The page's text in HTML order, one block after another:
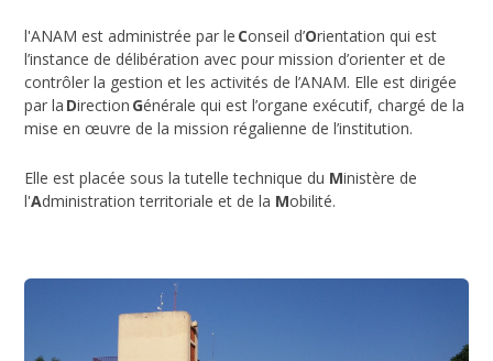
l'ANAM est administrée par le Conseil d’Orientation qui est
l’instance de délibération avec pour mission d’orienter et de
contrôler la gestion et les activités de l’ANAM. Elle est dirigée
par la Direction Générale qui est l’organe exécutif, chargé de la
mise en œuvre de la mission régalienne de l’institution.
Elle est placée sous la tutelle technique du Ministère de
l'Administration territoriale et de la Mobilité.